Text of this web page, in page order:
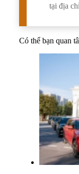
tại địa
Có thể bạn quan